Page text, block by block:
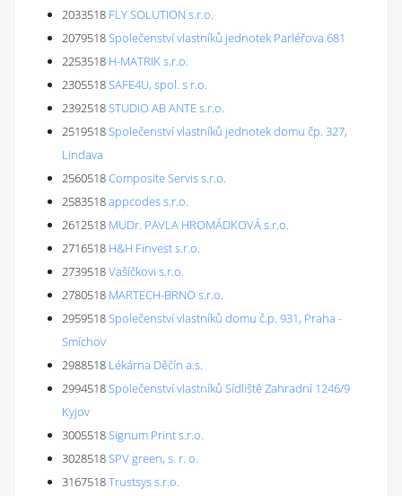
2033518 FLY SOLUTION s.r.o.
2079518Společenství vlastníků jednotek Parléřova 681
2253518 H-MATRIK s.r.o.
2305518SAFE4U, spol. s r.o.
2392518STUDIO AB ANTE s.r.o.
2519518Společenství vlastníků jednotek domu čp. 327,
Lindava
2560518Composite Servis s.r.o.
2583518appcodes s.r.o.
2612518 MUDr. PAVLA HROMÁDKOVÁ s.r.o.
2716518 H&H Finvest s.r.o.
2739518Vašíčkovi s.r.o.
2780518 MARTECH-BRNO s.r.o.
2959518Společenství vlastníků domu č.p. 931, Praha -
Smíchov
2988518 Lékárna Děčín a.s.
2994518Společenství vlastníků Sídliště Zahradní 1246/9
Kyjov
3005518Signum Print s.r.o.
3028518SPV green, s. r. o.
3167518Trustsys s.r.o.